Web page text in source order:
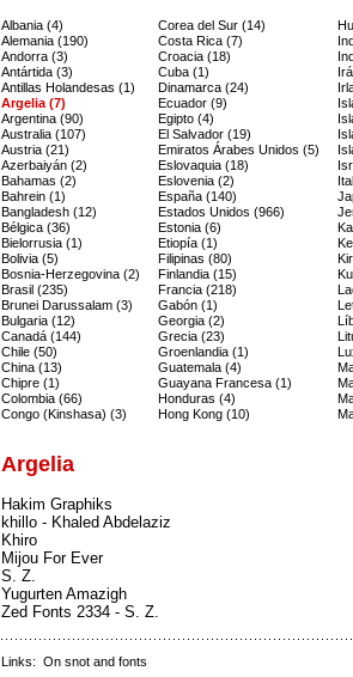
Albania (4)
Alemania (190)
Andorra (3)
Antártida (3)
Antillas Holandesas (1)
Argelia (7)
Argentina (90)
Australia (107)
Austria (21)
Azerbaiyán (2)
Bahamas (2)
Bahrein (1)
Bangladesh (12)
Bélgica (36)
Bielorrusia (1)
Bolivia (5)
Bosnia-Herzegovina (2)
Brasil (235)
Brunei Darussalam (3)
Bulgaria (12)
Canadá (144)
Chile (50)
China (13)
Chipre (1)
Colombia (66)
Congo (Kinshasa) (3)
Corea del Sur (14)
Costa Rica (7)
Croacia (18)
Cuba (1)
Dinamarca (24)
Ecuador (9)
Egipto (4)
El Salvador (19)
Emiratos Árabes Unidos (5)
Eslovaquia (18)
Eslovenia (2)
España (140)
Estados Unidos (966)
Estonia (6)
Etiopía (1)
Filipinas (80)
Finlandia (15)
Francia (218)
Gabón (1)
Georgia (2)
Grecia (23)
Groenlandia (1)
Guatemala (4)
Guayana Francesa (1)
Honduras (4)
Hong Kong (10)
Argelia
Hakim Graphiks
khillo - Khaled Abdelaziz
Khiro
Mijou For Ever
S. Z.
Yugurten Amazigh
Zed Fonts 2334 - S. Z.
Links: On snot and fonts